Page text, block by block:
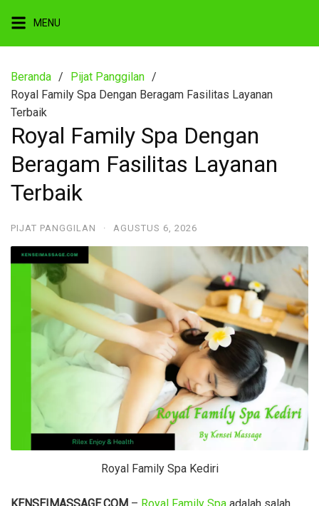
konten
MENU
Beranda
Pijat Panggilan
Royal Family Spa Dengan Beragam Fasilitas Layanan
Terbaik
Royal Family Spa Dengan
Beragam Fasilitas Layanan
Terbaik
PIJAT PANGGILAN · AGUSTUS 6, 2026
Royal Family Spa Kediri